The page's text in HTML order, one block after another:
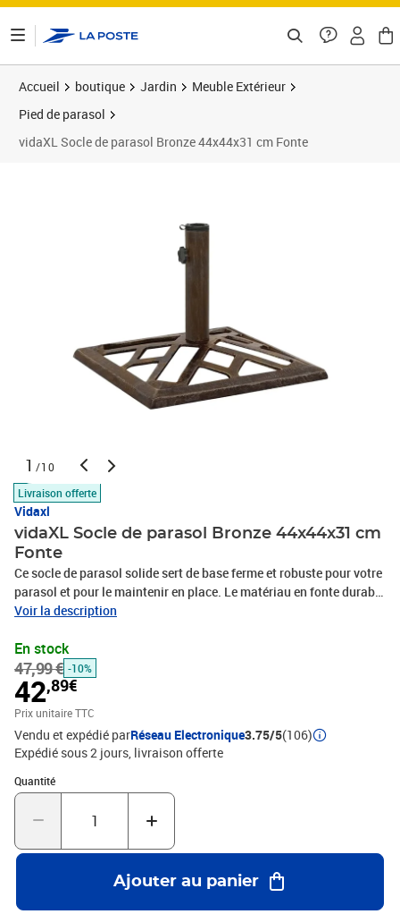
Accueil boutique Jardin
Meuble Extérieur
Pied de parasol
vidaXL Socle de parasol Bronze 44x44x31 cm Fonte
1 /10
Livraison offerte
Vidaxl
vidaXL Socle de parasol Bronze 44x44x31 cm
Fonte
Ce socle de parasol solide sert de base ferme et robuste pour votre
parasol et pour le maintenir en place. Le matériau en fonte durable
assure une excellente stabilité. L'adaptateur fourni convient aux
floral à rouleau détaillé et charmant va ajouter un accent chic
dans tout jardin ou espace extérieur.Couleur : bronzeMatériau :
fonte Dimensions : 44 x 44 x 31 cm (L x l x H)Diamètre du tuyau
intérieur en plastique : 35 mmDiamètre intérieur de l'anneau de
support : 40 mmAvec un adaptateur pour poteaux de parasol
ayant un diamètre de 35/38/48 mmL'assemblage est requis
Voir la description
En stock
47,99 € -10%
42,89€
Prix unitaire TTC
Vendu et expédié parRéseau Electronique3.75/5(106)
Expédié sous 2 jours livraison offerte
Quantité
Quantité : 1
Ajouter au panier